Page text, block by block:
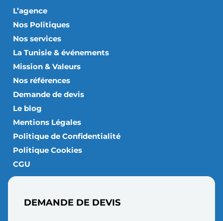
L’agence
Nos Politiques
Nos services
La Tunisie & événements
Mission & Valeurs
Nos références
Demande de devis
Le blog
Mentions Légales
Politique de Confidentialité
Politique Cookies
CGU
DEMANDE DE DEVIS